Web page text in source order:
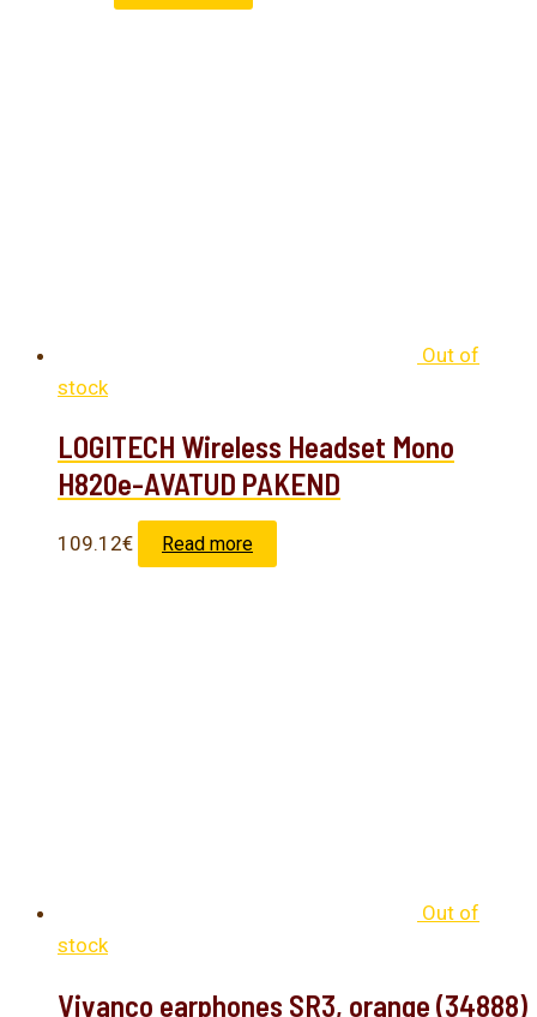
Out of
stock
LOGITECH Wireless Headset Mono
H820e-AVATUD PAKEND
109.12€ Read more
Out of
stock
Vivanco earphones SR3, orange (34888)